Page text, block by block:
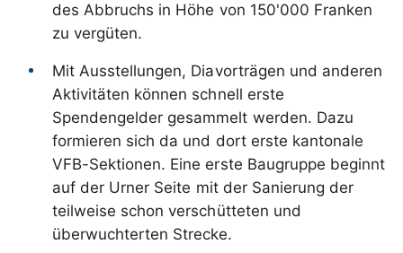
des Abbruchs in Höhe von 150'000 Franken
zu vergüten.
Mit Ausstellungen, Diavorträgen und anderen
Aktivitäten können schnell erste
Spendengelder gesammelt werden. Dazu
formieren sich da und dort erste kantonale
VFB-Sektionen. Eine erste Baugruppe beginnt
auf der Urner Seite mit der Sanierung der
teilweise schon verschütteten und
überwuchterten Strecke.